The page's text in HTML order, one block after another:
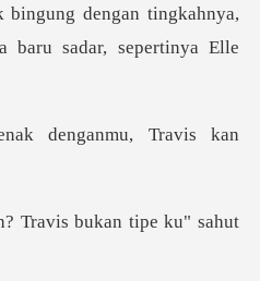
bingung dengan tingkahnya,
nak denganmu, Travis ka
Travis bukan